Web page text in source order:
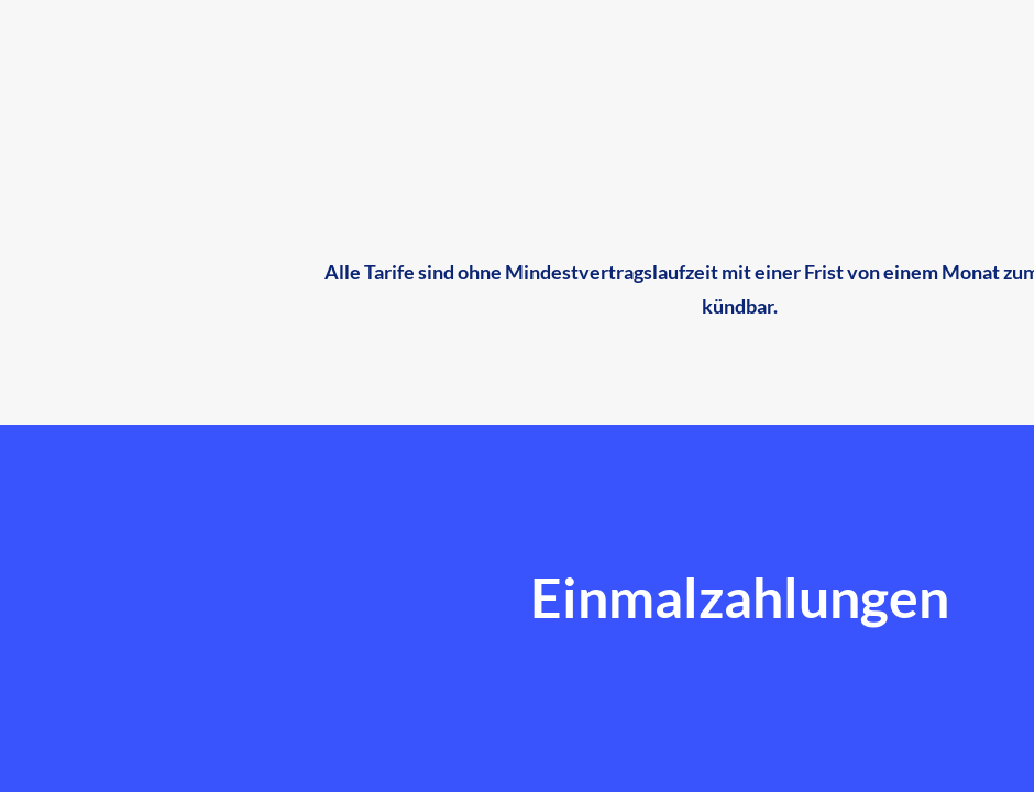
Alle Tarife sind ohne Mindestvertragslaufzeit mit einer Frist von einem Monat
kündbar.
Einmalzahlungen